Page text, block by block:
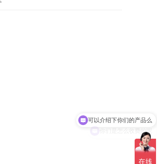
你们是怎么收费的呢